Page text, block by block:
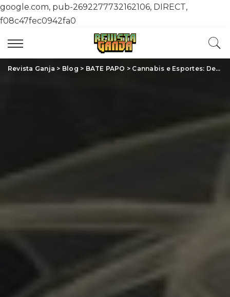
google.com, pub-2692277732162106, DIRECT,
f08c47fec0942fa0
Revista Ganja > Blog > BATE PAPO > Cannabis e Esportes: Descubra como a Planta Revoluciona a Recuperação dos Atletas